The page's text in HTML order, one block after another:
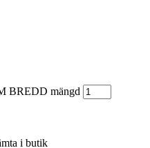
BREDD mängd
i butik